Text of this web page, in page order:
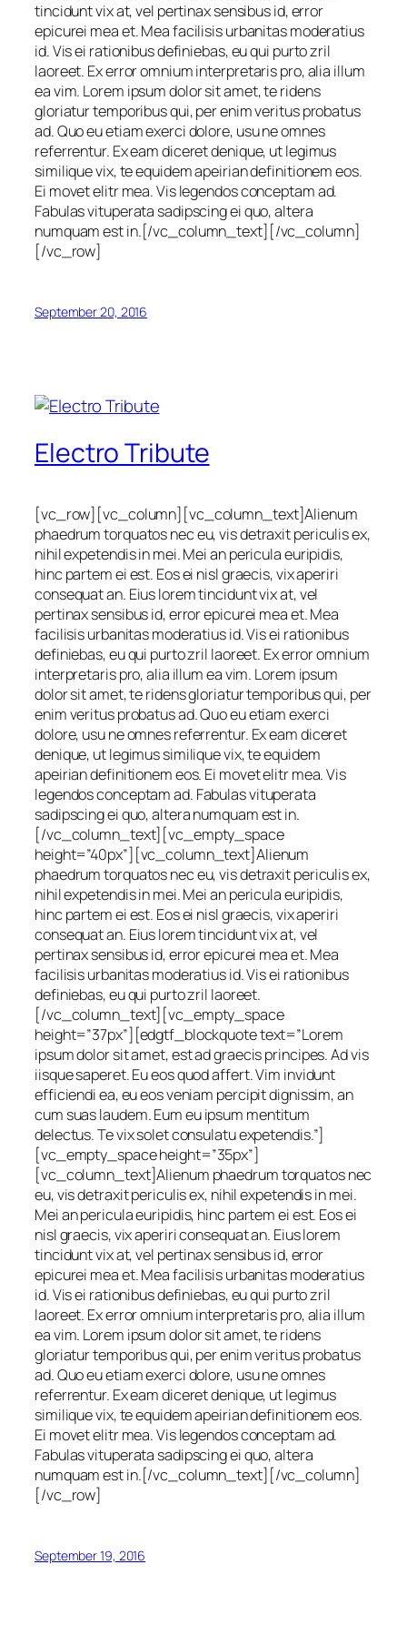
tincidunt vix at, vel pertinax sensibus id, error
epicurei mea et. Mea facilisis urbanitas moderatius
id. Vis ei rationibus definiebas, eu qui purto zril
laoreet. Ex error omnium interpretaris pro, alia illum
ea vim. Lorem ipsum dolor sit amet, te ridens
gloriatur temporibus qui, per enim veritus probatus
ad. Quo eu etiam exerci dolore, usu ne omnes
referrentur. Ex eam diceret denique, ut legimus
similique vix, te equidem apeirian definitionem eos.
Ei movet elitr mea. Vis legendos conceptam ad.
Fabulas vituperata sadipscing ei quo, altera
numquam est in.[/vc_column_text][/vc_column]
[/vc_row]
September 20, 2016
Electro Tribute
[vc_row][vc_column][vc_column_text]Alienum
phaedrum torquatos nec eu, vis detraxit periculis ex,
nihil expetendis in mei. Mei an pericula euripidis,
hinc partem ei est. Eos ei nisl graecis, vix aperiri
consequat an. Eius lorem tincidunt vix at, vel
pertinax sensibus id, error epicurei mea et. Mea
facilisis urbanitas moderatius id. Vis ei rationibus
definiebas, eu qui purto zril laoreet. Ex error omnium
interpretaris pro, alia illum ea vim. Lorem ipsum
dolor sit amet, te ridens gloriatur temporibus qui, per
enim veritus probatus ad. Quo eu etiam exerci
dolore, usu ne omnes referrentur. Ex eam diceret
denique, ut legimus similique vix, te equidem
apeirian definitionem eos. Ei movet elitr mea. Vis
legendos conceptam ad. Fabulas vituperata
sadipscing ei quo, altera numquam est in.
[/vc_column_text][vc_empty_space
height=”40px”][vc_column_text]Alienum
phaedrum torquatos nec eu, vis detraxit periculis ex,
nihil expetendis in mei. Mei an pericula euripidis,
hinc partem ei est. Eos ei nisl graecis, vix aperiri
consequat an. Eius lorem tincidunt vix at, vel
pertinax sensibus id, error epicurei mea et. Mea
facilisis urbanitas moderatius id. Vis ei rationibus
definiebas, eu qui purto zril laoreet.
[/vc_column_text][vc_empty_space
height=”37px”][edgtf_blockquote text=”Lorem
ipsum dolor sit amet, est ad graecis principes. Ad vis
iisque saperet. Eu eos quod affert. Vim invidunt
efficiendi ea, eu eos veniam percipit dignissim, an
cum suas laudem. Eum eu ipsum mentitum
delectus. Te vix solet consulatu expetendis.”]
[vc_empty_space height=”35px”]
[vc_column_text]Alienum phaedrum torquatos nec
eu, vis detraxit periculis ex, nihil expetendis in mei.
Mei an pericula euripidis, hinc partem ei est. Eos ei
nisl graecis, vix aperiri consequat an. Eius lorem
tincidunt vix at, vel pertinax sensibus id, error
epicurei mea et. Mea facilisis urbanitas moderatius
id. Vis ei rationibus definiebas, eu qui purto zril
laoreet. Ex error omnium interpretaris pro, alia illum
ea vim. Lorem ipsum dolor sit amet, te ridens
gloriatur temporibus qui, per enim veritus probatus
ad. Quo eu etiam exerci dolore, usu ne omnes
referrentur. Ex eam diceret denique, ut legimus
similique vix, te equidem apeirian definitionem eos.
Ei movet elitr mea. Vis legendos conceptam ad.
Fabulas vituperata sadipscing ei quo, altera
numquam est in.[/vc_column_text][/vc_column]
[/vc_row]
September 19, 2016